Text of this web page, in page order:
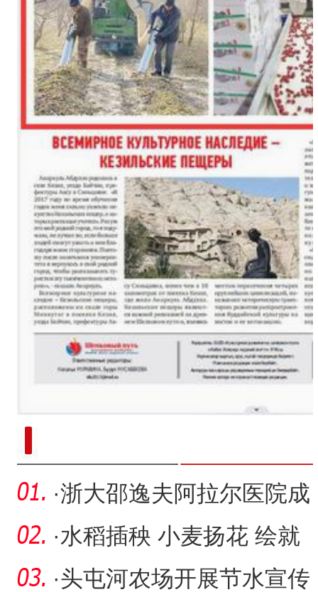
·浙大邵逸夫阿拉尔医院成
功开展edug技术引导下
·水稻插秧 小麦扬花 绘就
新疆阿拉尔市好“丰”景
·头屯河农场开展节水宣传